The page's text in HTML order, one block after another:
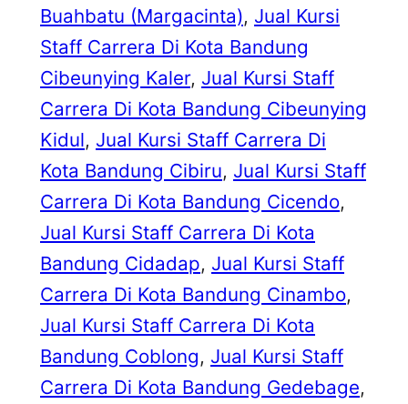
Buahbatu (Margacinta), Jual Kursi
Staff Carrera Di Kota Bandung
Cibeunying Kaler, Jual Kursi Staff
Carrera Di Kota Bandung Cibeunying
Kidul, Jual Kursi Staff Carrera Di
Kota Bandung Cibiru, Jual Kursi Staff
Carrera Di Kota Bandung Cicendo
Jual Kursi Staff Carrera Di Kota
Bandung Cidadap, Jual Kursi Staff
Carrera Di Kota Bandung Cinambo
Jual Kursi Staff Carrera Di Kota
Bandung Coblong, Jual Kursi Staff
Carrera Di Kota Bandung Gedebage